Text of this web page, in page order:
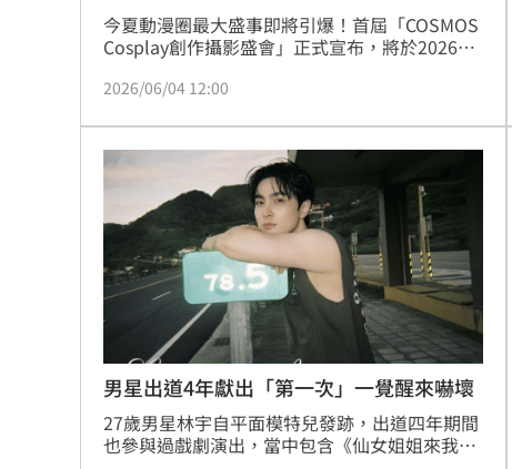
世紀民生*拼圖式併購奏效 海外成長升溫
白海豚估今晚發海警！週末降雨熱區出爐
李灝宇自打球倒地！ 2次滿壘打擊都出局
Mina遭圍剿後離世！張念慈揭網暴恐怖真相
這檔萬金股半年賺11個股本 直衝亮燈漲停
慈濟被騙10億！蔡其昌：罵陳時中的要道歉
嬤吃白帶魚防失智！「1動作」精華全沒了
台灣彩券開獎直播中 20:31
LIVE三立+24小時直播 15:27
今夏動漫圈最大盛事即將引爆！首屆「COSMOS
Cosplay創作攝影盛會」正式宣布，將於2026年
育館3樓主球場盛大登場。本次活動破天荒集結
打「零距離互動」的VIP企劃與VVIP奢華套票。
門票於6月3日（週三）中午12時於售票網
（https://cosmos.oen.tw/）正式啟售
2026/06/04 12:00
男星出道4年獻出「第一次」一覺醒來嚇壞
27歲男星林宇自平面模特兒發跡，出道四年期間
也參與過戲劇演出，當中包含《仙女姐姐來我